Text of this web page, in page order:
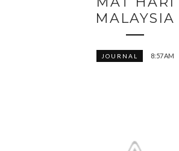
MALAYSIA
JOURNAL 8:57 AM